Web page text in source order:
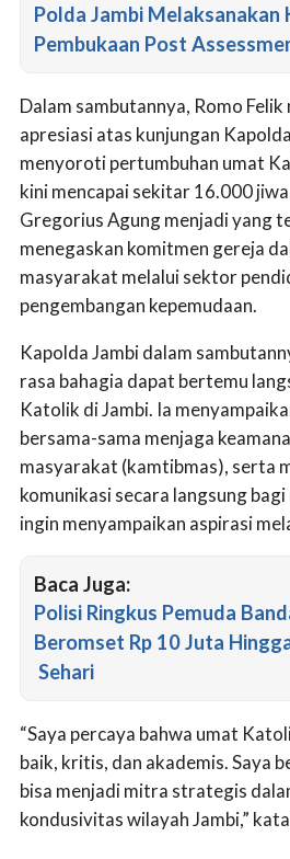
Polda Jambi Melaksanakan
Pembukaan Post
Dalam sambutannya, Romo
apresiasi atas kunjungan
menyoroti pertumbuhan umat
kini mencapai sekitar 16.000
Gregorius Agung menjadi yang
menegaskan komitmen gereja
masyarakat melalui sektor
pengembangan kepemudaan.
Kapolda Jambi dalam
rasa bahagia dapat bertemu
Katolik di Jambi. Ia
bersama-sama menjaga
masyarakat (kamtibmas), serta
komunikasi secara langsung
ingin menyampaikan aspirasi
Baca Juga:
Polisi Ringkus Pemuda
Beromset Rp 10 Juta
Sehari
“Saya percaya bahwa umat
baik, kritis, dan akademis. Saya
bisa menjadi mitra strategis
kondusivitas wilayah Jambi,”